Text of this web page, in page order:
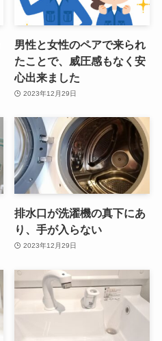
男性と女性のペアで来られ
たことで、威圧感もなく安
心出来ました
2023年12月29日
排水口が洗濯機の真下にあ
り、手が入らない
2023年12月29日